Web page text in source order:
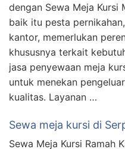
dengan Sewa Meja Kursi
baik itu pesta
kantor, memerlukan
khususnya terkait
jasa penyewaan meja
untuk menekan
kualitas. Layanan …
Sewa meja kursi di
Sewa Meja Kursi Ramah